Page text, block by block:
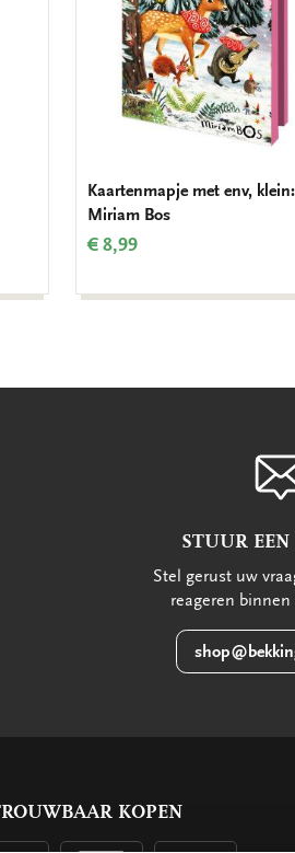
Kaartenmapje met env,
Miriam Bos
€ 8,99
STUUR
Stel gerust uw
reageren binnen
KOPEN